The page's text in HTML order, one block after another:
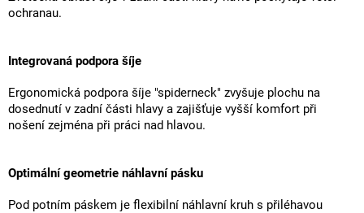
ochranau.
Integrovaná podpora šíje
Ergonomická podpora šíje "spiderneck" zvyšuje plochu na
dosednutí v zadní části hlavy a zajišťuje vyšší komfort při
nošení zejména při práci nad hlavou.
Optimální geometrie náhlavní pásku
Pod potním páskem je flexibilní náhlavní kruh s přiléhavou